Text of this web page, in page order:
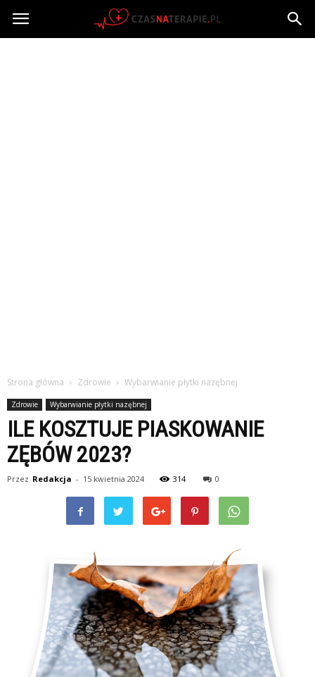
Czasnaterapie.pl
Strona główna Zdrowie Wybarwianie płytki nazębnej
Zdrowie Wybarwianie płytki nazębnej
ILE KOSZTUJE PIASKOWANIE
ZĘBÓW 2023?
Przez Redakcja - 15 kwietnia 2024 314 0